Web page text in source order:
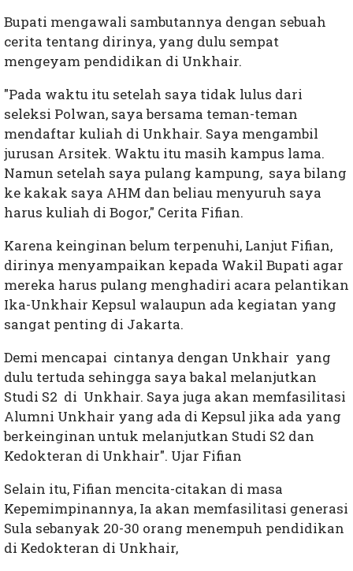
Bupati mengawali sambutannya dengan sebuah
cerita tentang dirinya, yang dulu sempat
mengeyam pendidikan di Unkhair.
"Pada waktu itu setelah saya tidak lulus dari
seleksi Polwan, saya bersama teman-teman
mendaftar kuliah di Unkhair. Saya mengambil
jurusan Arsitek. Waktu itu masih kampus lama.
Namun setelah saya pulang kampung, saya bilang
ke kakak saya AHM dan beliau menyuruh saya
harus kuliah di Bogor," Cerita Fifian.
Karena keinginan belum terpenuhi, Lanjut Fifian,
dirinya menyampaikan kepada Wakil Bupati agar
mereka harus pulang menghadiri acara pelantikan
Ika-Unkhair Kepsul walaupun ada kegiatan yang
sangat penting di Jakarta.
Demi mencapai cintanya dengan Unkhair yang
dulu tertuda sehingga saya bakal melanjutkan
Studi S2 di Unkhair. Saya juga akan memfasilitasi
Alumni Unkhair yang ada di Kepsul jika ada yang
berkeinginan untuk melanjutkan Studi S2 dan
Kedokteran di Unkhair". Ujar Fifian
Selain itu, Fifian mencita-citakan di masa
Kepemimpinannya, Ia akan memfasilitasi generasi
Sula sebanyak 20-30 orang menempuh pendidikan
di Kedokteran di Unkhair,